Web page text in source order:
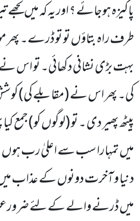
پاکیزہ ہوجائے ؟ اور یہ کہ میں
طرف راہ بتاؤں تو تو ڈرے۔
بہت بڑی نشانی دکھائی۔ تو اس نے
کی۔ پھر اس نے (مقابلے کی)
پیٹھ پھیر دی ۔ تو (لوگوں کو) جمع کیا
میں تمہارا سب سے اعلیٰ رب
دنیا و آخرت دونوں کے عذاب
میں ڈرنے والے کے لئے